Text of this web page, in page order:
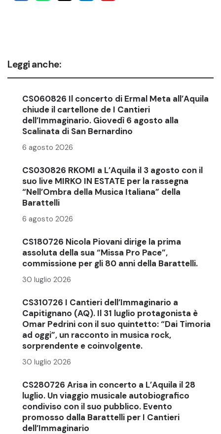
Leggi anche:
CS060826 Il concerto di Ermal Meta all’Aquila
chiude il cartellone de I Cantieri
dell’Immaginario. Giovedì 6 agosto alla
Scalinata di San Bernardino
6 agosto 2026
CS030826 RKOMI a L’Aquila il 3 agosto con il
suo live MIRKO IN ESTATE per la rassegna
“Nell’Ombra della Musica Italiana” della
Barattelli
6 agosto 2026
CS180726 Nicola Piovani dirige la prima
assoluta della sua “Missa Pro Pace”,
commissione per gli 80 anni della Barattelli.
30 luglio 2026
CS310726 I Cantieri dell’Immaginario a
Capitignano (AQ). Il 31 luglio protagonista è
Omar Pedrini con il suo quintetto: “Dai Timoria
ad oggi”, un racconto in musica rock,
sorprendente e coinvolgente.
30 luglio 2026
CS280726 Arisa in concerto a L’Aquila il 28
luglio. Un viaggio musicale autobiografico
condiviso con il suo pubblico. Evento
promosso dalla Barattelli per I Cantieri
dell’Immaginario